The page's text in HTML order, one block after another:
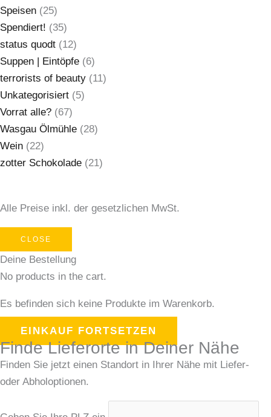
Speisen (25)
Spendiert! (35)
status quodt (12)
Suppen | Eintöpfe (6)
terrorists of beauty (11)
Unkategorisiert (5)
Vorrat alle? (67)
Wasgau Ölmühle (28)
Wein (22)
zotter Schokolade (21)
Alle Preise inkl. der gesetzlichen MwSt.
CLOSE
Deine Bestellung
No products in the cart.
Es befinden sich keine Produkte im Warenkorb.
EINKAUF FORTSETZEN
Finde Lieferorte in Deiner Nähe
Finden Sie jetzt einen Standort in Ihrer Nähe mit Liefer-
oder Abholoptionen.